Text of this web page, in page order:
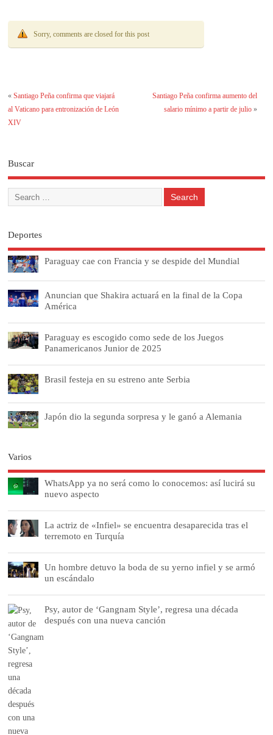
Sorry, comments are closed for this post
«Santiago Peña confirma que viajará
al Vaticano para entronización de León
XIV
Santiago Peña confirma aumento del
salario mínimo a partir de julio»
Buscar
Deportes
Paraguay cae con Francia y se despide del Mundial
Anuncian que Shakira actuará en la final de la Copa
América
Paraguay es escogido como sede de los Juegos
Panamericanos Junior de 2025
Brasil festeja en su estreno ante Serbia
Japón dio la segunda sorpresa y le ganó a Alemania
Varios
WhatsApp ya no será como lo conocemos: así lucirá su
nuevo aspecto
La actriz de «Infiel» se encuentra desaparecida tras el
terremoto en Turquía
Un hombre detuvo la boda de su yerno infiel y se armó
un escándalo
Psy, autor de ‘Gangnam Style’, regresa una década
después con una nueva canción